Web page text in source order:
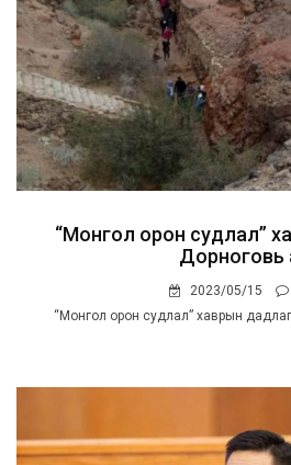
“Монгол орон судлал”
Дорноговь
2023/05/15
“Монгол орон судлал” хаврын